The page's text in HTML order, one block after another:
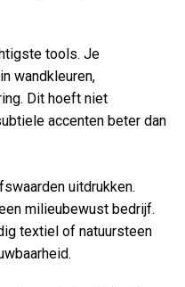
tools. Je
wandkleuren,
Dit hoeft niet
accenten beter dan
uitdrukken.
milieubewust bedrijf.
textiel of natuursteen